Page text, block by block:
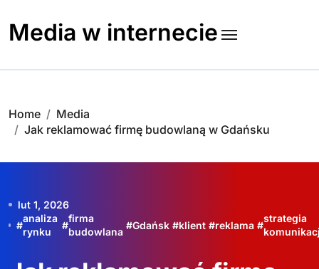
content
Media w internecie
Home
Media
Jak reklamować firmę budowlaną w Gdańsku
lut 1, 2026
#
analiza
rynku
#
firma
budowlana
#Gdańsk #klient #reklama #
strategia